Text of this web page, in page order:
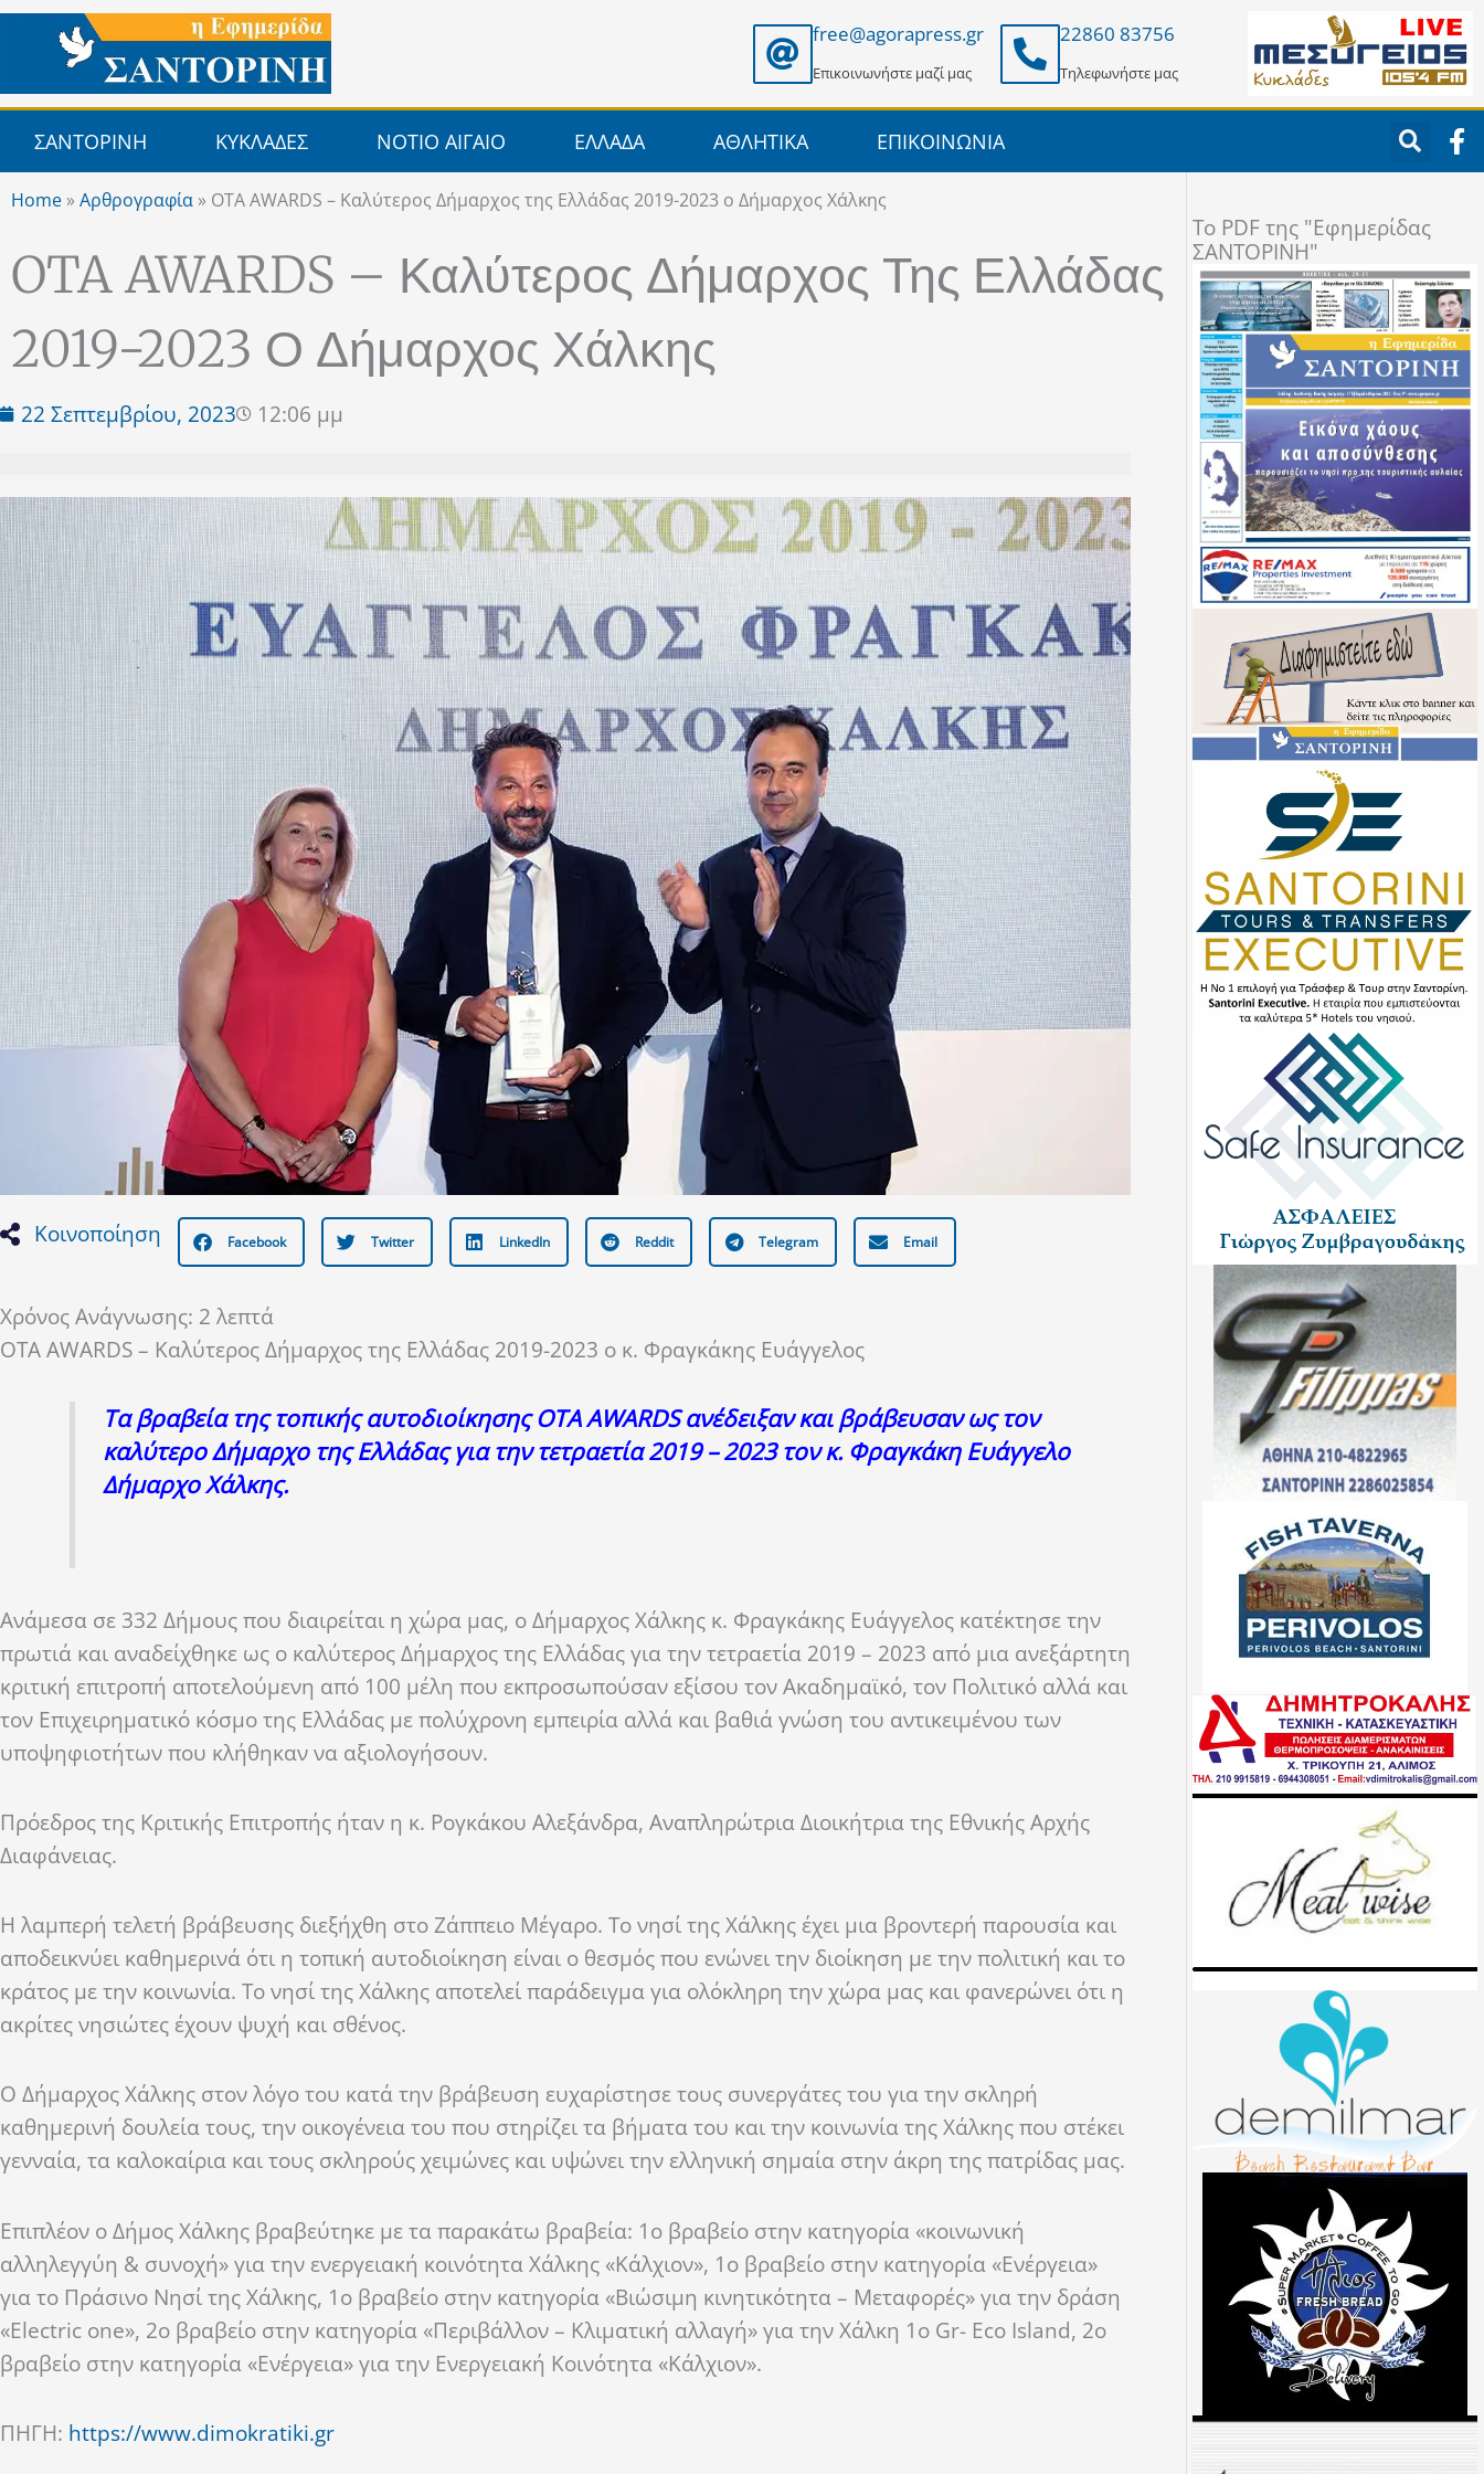
Μετάβαση
περιεχόμενο
free@agorapress.gr
Επικοινωνήστε μαζί μας
22860 83756
Τηλεφωνήστε μας
ΣΑΝΤΟΡΙΝΗ ΚΥΚΛΑΔΕΣ ΝΟΤΙΟ ΑΙΓΑΙΟ ΕΛΛΑΔΑ ΑΘΛΗΤΙΚΑ ΕΠΙΚΟΙΝΩΝΙΑ F
a
c
o
k
-
f
Home »Αρθρογραφία » OTA AWARDS – Καλύτερος Δήμαρχος της Ελλάδας 2019-2023 ο Δήμαρχος Χάλκης
OTA AWARDS – Καλύτερος Δήμαρχος Της Ελλάδας
2019-2023 Ο Δήμαρχος Χάλκης
22 Σεπτεμβρίου, 2023 12:06 μμ
Κοινοποίηση Facebook Twitter LinkedIn Reddit Telegram Email
Χρόνος Ανάγνωσης: 2 λεπτά
OTA AWARDS – Καλύτερος Δήμαρχος της Ελλάδας 2019-2023 ο κ. Φραγκάκης Ευάγγελος
Τα βραβεία της τοπικής αυτοδιοίκησης OTA AWARDS ανέδειξαν και βράβευσαν ως τον
καλύτερο Δήμαρχο της Ελλάδας για την τετραετία 2019 – 2023 τον κ. Φραγκάκη Ευάγγελο
Δήμαρχο Χάλκης.
Ανάμεσα σε 332 Δήμους που διαιρείται η χώρα μας, ο Δήμαρχος Χάλκης κ. Φραγκάκης Ευάγγελος κατέκτησε την
πρωτιά και αναδείχθηκε ως ο καλύτερος Δήμαρχος της Ελλάδας για την τετραετία 2019 – 2023 από μια ανεξάρτητη
κριτική επιτροπή αποτελούμενη από 100 μέλη που εκπροσωπούσαν εξίσου τον Ακαδημαϊκό, τον Πολιτικό αλλά και
τον Επιχειρηματικό κόσμο της Ελλάδας με πολύχρονη εμπειρία αλλά και βαθιά γνώση του αντικειμένου των
υποψηφιοτήτων που κλήθηκαν να αξιολογήσουν.
Πρόεδρος της Κριτικής Επιτροπής ήταν η κ. Ρογκάκου Αλεξάνδρα, Αναπληρώτρια Διοικήτρια της Εθνικής Αρχής
Διαφάνειας.
Η λαμπερή τελετή βράβευσης διεξήχθη στο Ζάππειο Μέγαρο. Το νησί της Χάλκης έχει μια βροντερή παρουσία και
αποδεικνύει καθημερινά ότι η τοπική αυτοδιοίκηση είναι ο θεσμός που ενώνει την διοίκηση με την πολιτική και το
κράτος με την κοινωνία. Το νησί της Χάλκης αποτελεί παράδειγμα για ολόκληρη την χώρα μας και φανερώνει ότι η
ακρίτες νησιώτες έχουν ψυχή και σθένος.
Ο Δήμαρχος Χάλκης στον λόγο του κατά την βράβευση ευχαρίστησε τους συνεργάτες του για την σκληρή
καθημερινή δουλεία τους, την οικογένεια του που στηρίζει τα βήματα του και την κοινωνία της Χάλκης που στέκει
γενναία, τα καλοκαίρια και τους σκληρούς χειμώνες και υψώνει την ελληνική σημαία στην άκρη της πατρίδας μας.
Επιπλέον ο Δήμος Χάλκης βραβεύτηκε με τα παρακάτω βραβεία: 1ο βραβείο στην κατηγορία «κοινωνική
αλληλεγγύη & συνοχή» για την ενεργειακή κοινότητα Χάλκης «Κάλχιον», 1ο βραβείο στην κατηγορία «Ενέργεια»
για το Πράσινο Νησί της Χάλκης, 1ο βραβείο στην κατηγορία «Βιώσιμη κινητικότητα – Μεταφορές» για την δράση
«Electric one», 2ο βραβείο στην κατηγορία «Περιβάλλον – Κλιματική αλλαγή» για την Χάλκη 1o Gr- Eco Island, 2ο
βραβείο στην κατηγορία «Ενέργεια» για την Ενεργειακή Κοινότητα «Κάλχιον».
ΠΗΓΗ: https://www.dimokratiki.gr
To PDF της "Εφημερίδας
ΣΑΝΤΟΡΙΝΗ"